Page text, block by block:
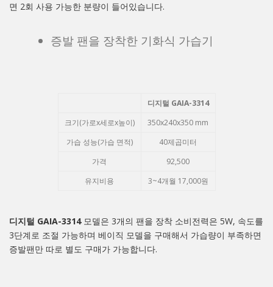
면 2회 사용 가능한 분량이 들어있습니다.
증발 팬을 장착한 기화식 가습기
디지털 GAIA-3314
크기(가로x세로x높이)
350x240x350 mm
가습 성능(가습 면적)
40제곱미터
가격
92,500
유지비용
3~4개월 17,000원
디지털 GAIA-3314모델은 3개의 팬을 장착 소비전력은 5W, 속도를
3단계로 조절 가능하며 베이직 모델을 구매해서 가습량이 부족하면
증발팬만 따로 별도 구매가 가능합니다.